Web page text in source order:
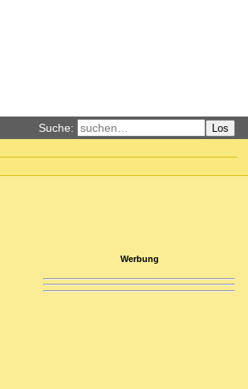
Suche: Los
Werbung